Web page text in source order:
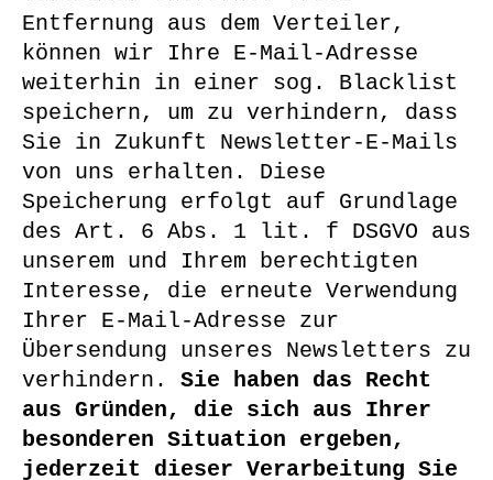
Entfernung aus dem Verteiler,
können wir Ihre E-Mail-Adresse
weiterhin in einer sog. Blacklist
speichern, um zu verhindern, dass
Sie in Zukunft Newsletter-E-Mails
von uns erhalten. Diese
Speicherung erfolgt auf Grundlage
des Art. 6 Abs. 1 lit. f DSGVO aus
unserem und Ihrem berechtigten
Interesse, die erneute Verwendung
Ihrer E-Mail-Adresse zur
Übersendung unseres Newsletters zu
verhindern. Sie haben das Recht
aus Gründen, die sich aus Ihrer
besonderen Situation ergeben,
jederzeit dieser Verarbeitung Sie